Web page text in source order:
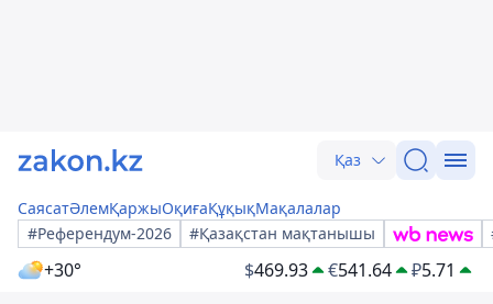
Қаз
СаясатӘлемҚаржыОқиғаҚұқықМақалалар
#Референдум-2026
#Қазақстан мақтанышы
+30° $469.93 €541.64 ₽5.71